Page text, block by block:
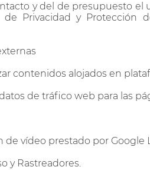
y del de presupuesto
Privacidad y
contenidos alojados en
de tráfico web para las
de vídeo prestado por
y Rastreadores.